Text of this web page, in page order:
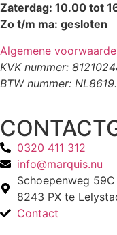
Zaterdag: 10.00 tot
Zo t/m ma: gesloten
Algemene
KVK nummer:
BTW nummer:
0320 411 312
info@marquis.nu
Schoepenweg 59C
8243 PX te
Contact